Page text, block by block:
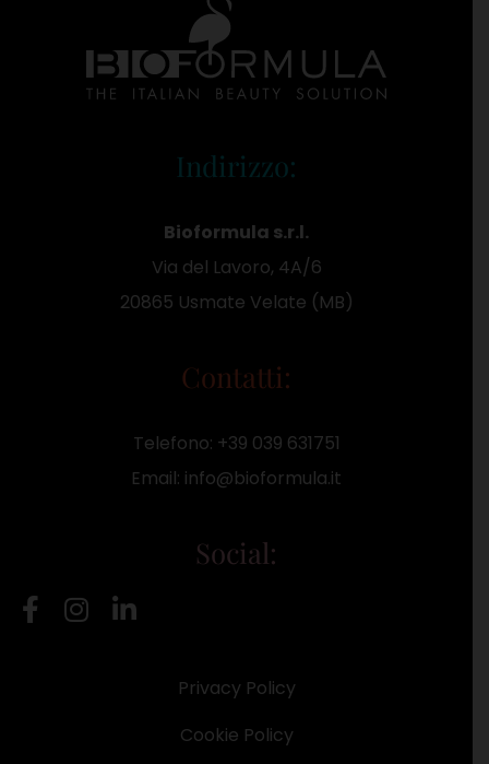
Indirizzo:
Bioformula s.r.l.
Via del Lavoro, 4A/6
20865 Usmate Velate (MB)
Contatti:
Telefono: +39 039 631751
Email: info@bioformula.it
Social:
Privacy Policy
Cookie Policy